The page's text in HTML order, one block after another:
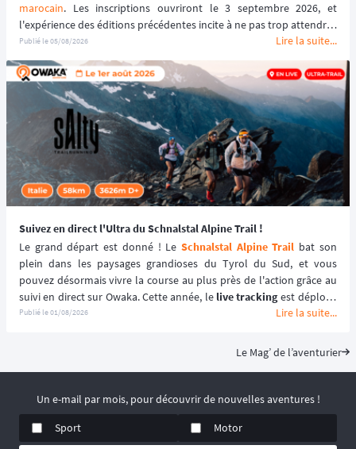
marocain. Les inscriptions ouvriront le 3 septembre 2026, et
l'expérience des éditions précédentes incite à ne pas trop attendre :
le tarif early bird, réservé aux 100 premiers inscrits, s'est envolé en
quelques heures les années passées.
Publié le05/08/2026 Lire la suite...
Suivez en direct l'Ultra du Schnalstal Alpine Trail !
Le grand départ est donné ! Le Schnalstal Alpine Trail bat son
plein dans les paysages grandioses du Tyrol du Sud, et vous
pouvez désormais vivre la course au plus près de l'action grâce au
suivi en direct sur Owaka. Cette année, le live tracking est déployé
spécifiquement pour la distance reine de l'événement afin de
Publié le01/08/2026 Lire la suite...
Le Mag’ de l’aventurier
Un e-mail par mois, pour découvrir de nouvelles aventures !
Sport
Motor